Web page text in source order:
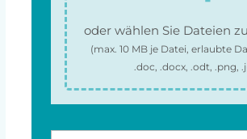
oder wählen Sie Dateien
(max.10 MB je Datei, erlaubte
.doc, .docx, .odt, .png,